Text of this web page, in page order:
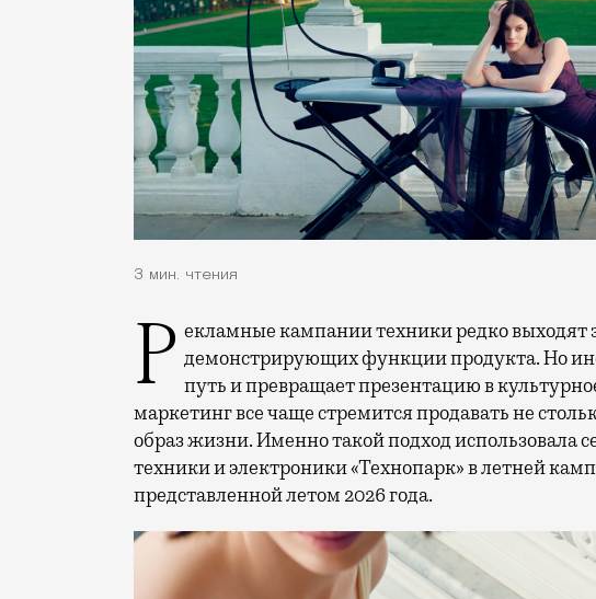
3 мин. чтения
Рекламные кампании техники редко выходят за рамки привычных съемок, демонстрирующих функции продукта. Но
путь и превращает презентацию в
маркетинг все чаще стремится продавать не
образ жизни. Именно такой подход использовала
техники и электроники «Технопарк» в летней
представленной летом 2026 года.